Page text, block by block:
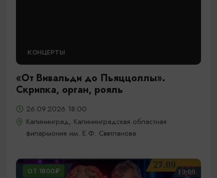
КОНЦЕРТЫ
«От Вивальди до Пьяццоллы».
Скрипка, орган, рояль
26.09.2026 18:00
Калининград, Калининградская областная
филармония им. Е.Ф. Светланова
ОТ 1800₽